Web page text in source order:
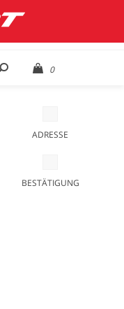
0
ADRESSE
BESTÄTIGUNG